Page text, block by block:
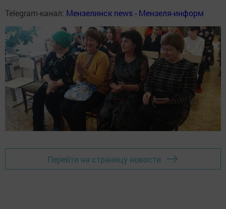
Telegram-канал: Мензелинск news - Мензеля-информ
Перейти на страницу новости